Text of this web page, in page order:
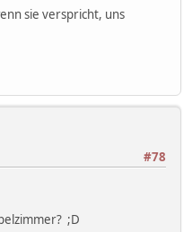
sie verspricht, uns
#78
;D